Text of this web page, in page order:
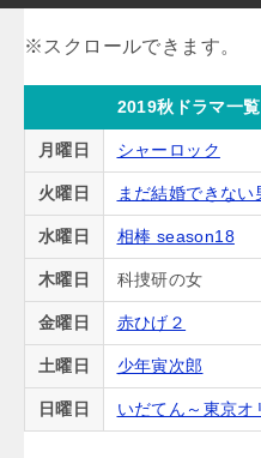
2019秋ドラマ一
月曜日 シャーロック
火曜日 まだ結婚できない
水曜日 相棒 season18
木曜日 科捜研の女
金曜日 赤ひげ２
土曜日 少年寅次郎
日曜日 いだてん～東京オ